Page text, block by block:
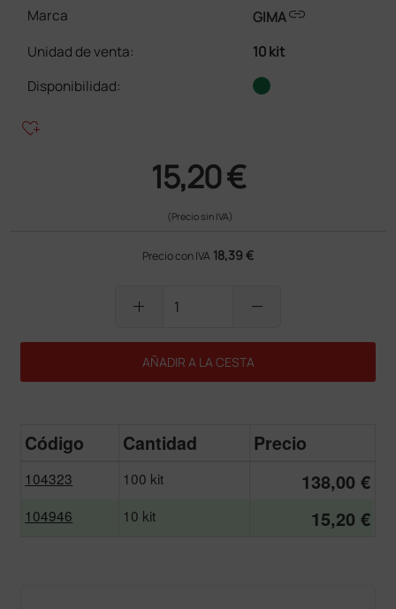
Marca
GIMAlink
Unidad de venta:
10 kit
Disponibilidad:
heart_plus
15,20 €
(Precio sin IVA)
Precio con IVA 18,39 €
add remove
AÑADIR A LA CESTA
Código Cantidad Precio
104323 100 kit 138,00 €
104946 10 kit 15,20 €